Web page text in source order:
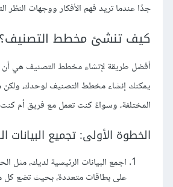
جدًا عندما تريد فهم الأفكار ووجهات
كيف تنشئ مخطط التصنيف؟
أفضل طريقة لإنشاء مخطط التصنيف هي أن
يمكنك إنشاء مخطط التصنيف لوحدك، ولكن
المختلفة، وسواءً كنت تعمل مع فريق أم
الخطوة الأولى: تجميع البيانات
اجمع البيانات الرئيسية لديك، مثل
على بطاقات متعددة، بحيث تضع